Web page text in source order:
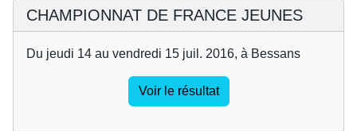
CHAMPIONNAT DE FRANCE JEUNES
Du jeudi 14 au vendredi 15 juil. 2016, à Bessans
Voir le résultat